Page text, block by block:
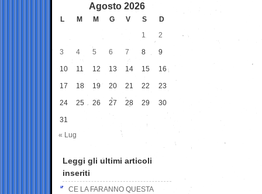
Agosto 2026
L M M G V S
D
1
2
3 4 5 6 7 8 9
10 11 12 13 14 15 16
17 18 19 20 21 22 23
24 25 26 27 28 29 30
31
« Lug
Leggi gli ultimi articoli
inseriti
CE LA FARANNO QUESTA